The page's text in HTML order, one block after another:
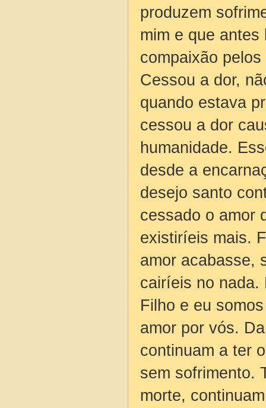
produzem
mim e que
compaixão
Cessou a dor,
quando estava
cessou a dor
humanidade.
desde a
desejo santo
cessado o amor
existiríeis mais.
amor acabasse,
cairíeis no nada.
Filho e eu
amor por vós.
continuam a ter
sem sofrimento.
morte,